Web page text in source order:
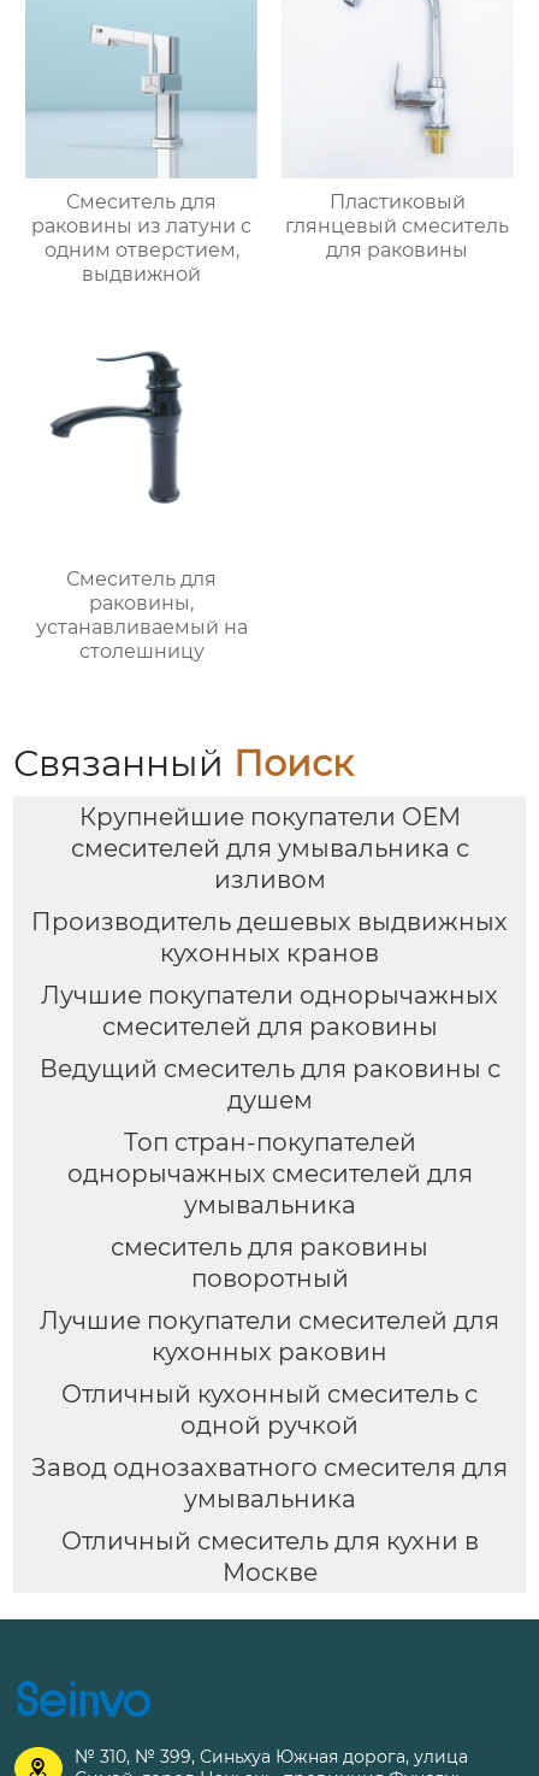
Смеситель для
раковины из латуни с
одним отверстием,
выдвижной
Пластиковый
глянцевый смеситель
для раковины
Смеситель для
раковины,
устанавливаемый на
столешницу
Связанный Поиск
Крупнейшие покупатели OEM
смесителей для умывальника с
изливом
Производитель дешевых выдвижных
кухонных кранов
Лучшие покупатели однорычажных
смесителей для раковины
Ведущий смеситель для раковины с
душем
Топ стран-покупателей
однорычажных смесителей для
умывальника
смеситель для раковины
поворотный
Лучшие покупатели смесителей для
кухонных раковин
Отличный кухонный смеситель с
одной ручкой
Завод однозахватного смесителя для
умывальника
Отличный смеситель для кухни в
Москве

№ 310, № 399, Синьхуа Южная дорога, улица